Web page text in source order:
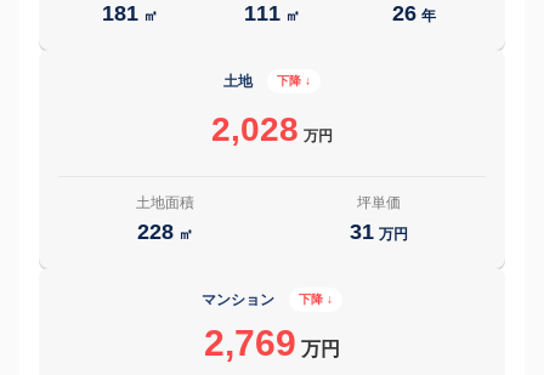
181 ㎡ 111 ㎡ 26 年
土地 下降 ↓
2,028 万円
土地面積
228 ㎡
坪単価
31 万円
マンション 下降 ↓
2,769 万円